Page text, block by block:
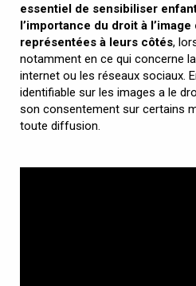
essentiel de sensibiliser
l’importance du droit à
représentées à leurs côtés,
notamment en ce qui concerne
internet ou les réseaux sociaux.
identifiable sur les images a le
son consentement sur certains
toute diffusion.